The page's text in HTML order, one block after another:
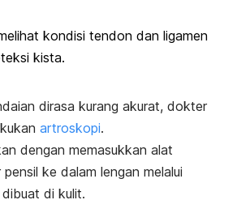
kondisi tendon dan ligamen
kista.
dirasa kurang akurat, dokter
artroskopi.
dengan memasukkan alat
ke dalam lengan melalui
di kulit.